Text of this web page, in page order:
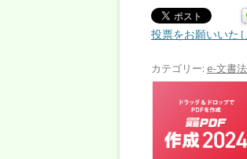
投票をお願いいた
カテゴリー: e-文書法